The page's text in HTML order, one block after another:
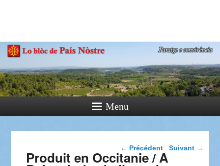
Paratge e Convivència
Menu
Navigation dans les
← Précédent Suivant →
Produit en Occitanie / A